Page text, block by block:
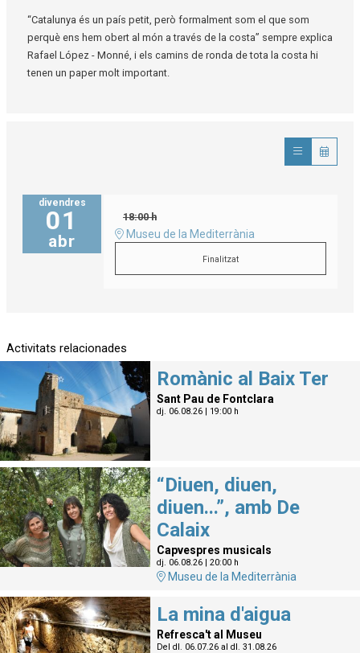
“Catalunya és un país petit, però formalment som el que som
perquè ens hem obert al món a través de la costa” sempre explica
Rafael López - Monné, i els camins de ronda de tota la costa hi
tenen un paper molt important.
divendres
01
abr
18:00 h
Museu de la Mediterrània
Finalitzat
Activitats relacionades
Romànic al Baix Ter
Sant Pau de Fontclara
dj. 06.08.26| 19:00 h
“Diuen, diuen,
diuen...”, amb De
Calaix
Capvespres musicals
dj. 06.08.26| 20:00 h
Museu de la Mediterrània
La mina d'aigua
Refresca't al Museu
Del dl. 06.07.26al dl. 31.08.26